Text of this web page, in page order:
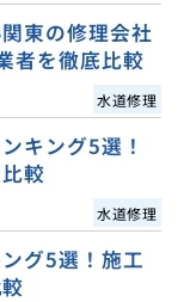
東の修理会社
者を徹底比較
水道修理
キング5選！
較
水道修理
グ5選！施工